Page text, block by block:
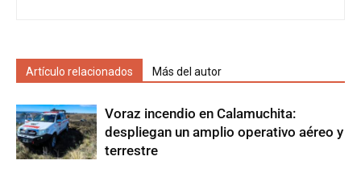
Artículo relacionados Más del autor
Voraz incendio en Calamuchita:
despliegan un amplio operativo aéreo y
terrestre